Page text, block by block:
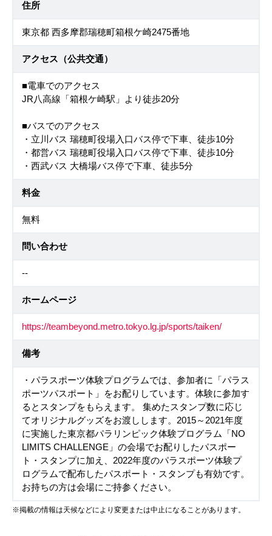
住所
東京都 西多摩郡瑞穂町箱根ケ崎2475番地
アクセス（公共交通）
■電車でのアクセス
JR八高線「箱根ケ崎駅」より徒歩20分
■バスでのアクセス
・立川バス 瑞穂町役場入口バス停で下車、徒歩10分
・都営バス 瑞穂町役場入口バス停で下車、徒歩10分
・西武バス 大橋場バス停で下車、徒歩5分
料金
無料
問い合わせ
--
ホームページ
https://teambeyond.metro.tokyo.lg.jp/sports/taiken/
備考
・パラスポーツ体験プログラムでは、参加者に「パラス
ポーツパスポート」をお配りしています。体験に参加す
るとスタンプをもらえます。 集めたスタンプ数に応じ
てオリジナルグッズをお渡しします。2015～2021年度
に実施した東京都パラリンピック体験プログラム「NO
LIMITS CHALLENGE」の会場でお配りしたパスポー
ト・スタンプに加え、2022年度のパラスポーツ体験プ
ログラムで配布したパスポート・スタンプも有効です。
お持ちの方は会場にご持参ください。
※掲載の情報は天候などにより変更または中止になることがあります。